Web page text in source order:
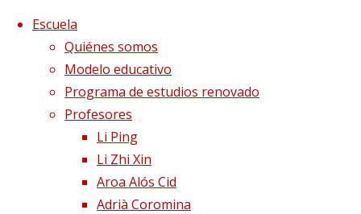
Saltar al contenido
Escuela
Quiénes somos
Modelo educativo
Programa de estudios renovado
Profesores
Li Ping
Li Zhi Xin
Aroa Alós Cid
Adrià Coromina